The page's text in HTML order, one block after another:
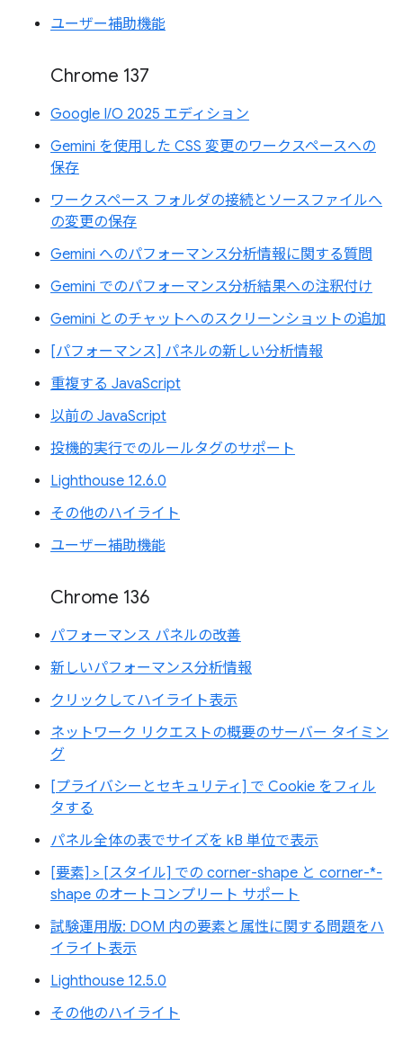
ユーザー補助機能
Chrome 137
Google I/O 2025 エディション
Gemini を使用した CSS 変更のワークスペースへの
保存
ワークスペース フォルダの接続とソースファイルへ
の変更の保存
Gemini へのパフォーマンス分析情報に関する質問
Gemini でのパフォーマンス分析結果への注釈付け
Gemini とのチャットへのスクリーンショットの追加
[パフォーマンス] パネルの新しい分析情報
重複する JavaScript
以前の JavaScript
投機的実行でのルールタグのサポート
Lighthouse 12.6.0
その他のハイライト
ユーザー補助機能
Chrome 136
パフォーマンス パネルの改善
新しいパフォーマンス分析情報
クリックしてハイライト表示
ネットワーク リクエストの概要のサーバー タイミン
グ
[プライバシーとセキュリティ] で Cookie をフィル
タする
パネル全体の表でサイズを kB 単位で表示
[要素] > [スタイル] での corner-shape と corner-*-
shape のオートコンプリート サポート
試験運用版: DOM 内の要素と属性に関する問題をハ
イライト表示
Lighthouse 12.5.0
その他のハイライト